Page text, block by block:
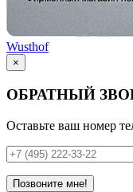
Wusthof
×
ОБРАТНЫЙ
Оставьте ваш номер
Позвоните мне!